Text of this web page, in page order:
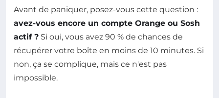
Avant de paniquer, posez-vous cette question :
avez-vous encore un compte Orange ou Sosh
actif ? Si oui, vous avez 90 % de chances de
récupérer votre boîte en moins de 10 minutes. Si
non, ça se complique, mais ce n'est pas
impossible.